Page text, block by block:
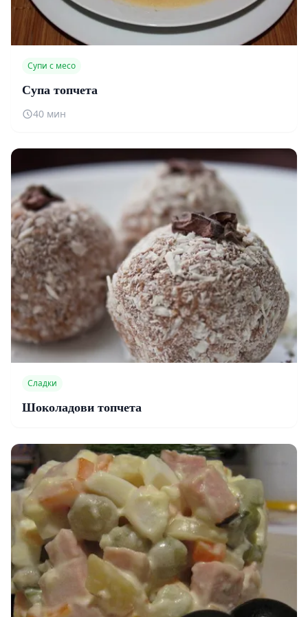
Супи с месо
Супа топчета
40 мин
Сладки
Шоколадови топчета